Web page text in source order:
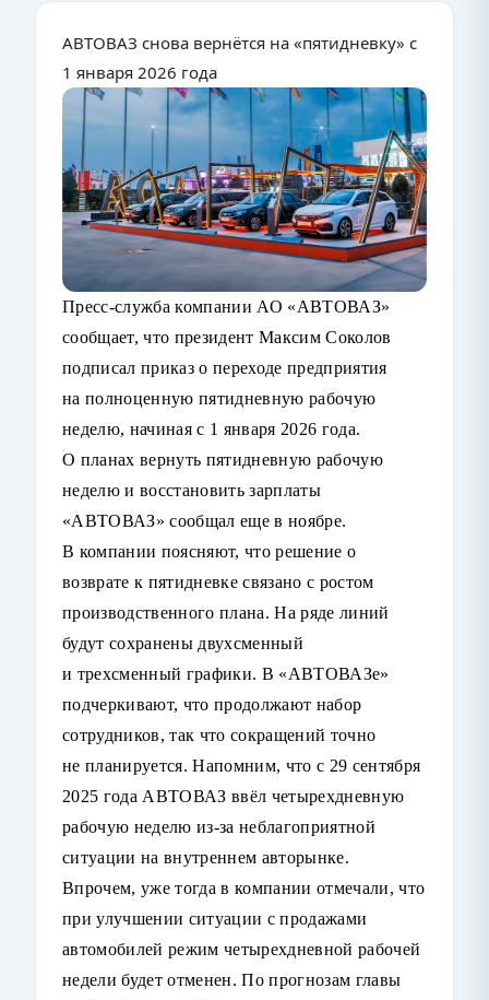
АВТОВАЗ снова вернётся на «пятидневку» с
1 января 2026 года
Пресс-служба компании АО «АВТОВАЗ»
сообщает, что президент Максим Соколов
подписал приказ о переходе предприятия
на полноценную пятидневную рабочую
неделю, начиная с 1 января 2026 года.
О планах вернуть пятидневную рабочую
неделю и восстановить зарплаты
«АВТОВАЗ»сообщал еще в ноябре.
В компании поясняют, что решение о
возврате к пятидневке связано с ростом
производственного плана. На ряде линий
будут сохранены двухсменный
и трехсменный графики. В «АВТОВАЗе»
подчеркивают, что продолжают набор
сотрудников, так что сокращений точно
не планируется. Напомним, что с 29 сентября
2025 года АВТОВАЗ ввёл четырехдневную
рабочую неделю из-за неблагоприятной
ситуации на внутреннем авторынке.
Впрочем, уже тогда в компании отмечали, что
при улучшении ситуации с продажами
автомобилей режим четырехдневной рабочей
недели будет отменен. По прогнозам главы